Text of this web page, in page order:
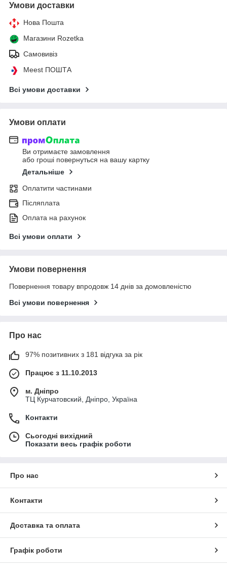
Умови доставки
Нова Пошта
Магазини Rozetka
Самовивіз
Meest ПОШТА
Всі умови доставки
Умови оплати
Ви отримаєте замовлення
або гроші повернуться на вашу картку
Детальніше
Оплатити частинами
Післяплата
Оплата на рахунок
Всі умови оплати
Умови повернення
Повернення товару впродовж 14 днів за домовленістю
Всі умови повернення
Про нас
97% позитивних з 181 відгука за рік
Працює з 11.10.2013
м. Дніпро
ТЦ Курчатовский, Дніпро, Україна
Контакти
Сьогодні вихідний
Показати весь графік роботи
Про нас
Контакти
Доставка та оплата
Графік роботи